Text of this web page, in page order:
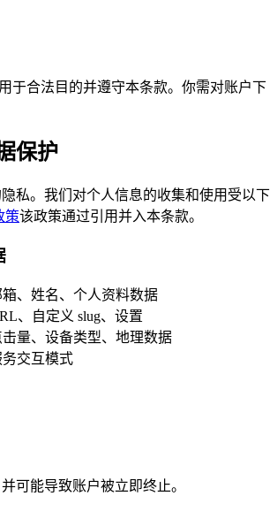
于合法目的并遵守本条款。你需对账户下
保护
私。我们对个人信息的收集和使用受以下
策该政策通过引用并入本条款。
箱、姓名、个人资料数据
、自定义 slug、设置
击量、设备类型、地理数据
务交互模式
可能导致账户被立即终止。